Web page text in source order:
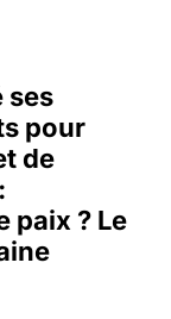
ses
pour
de
paix ? Le